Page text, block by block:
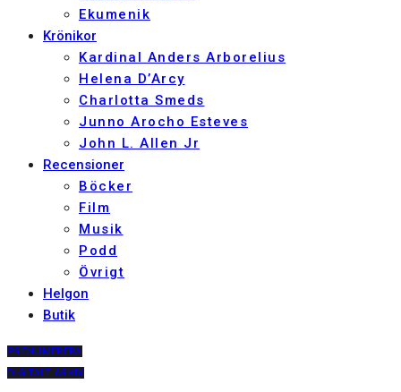
Ekumenik
Krönikor
Kardinal Anders Arborelius
Helena D’Arcy
Charlotta Smeds
Junno Arocho Esteves
John L. Allen Jr
Recensioner
Böcker
Film
Musik
Podd
Övrigt
Helgon
Butik
PRENUMERERA
DIGITALT ARKIV